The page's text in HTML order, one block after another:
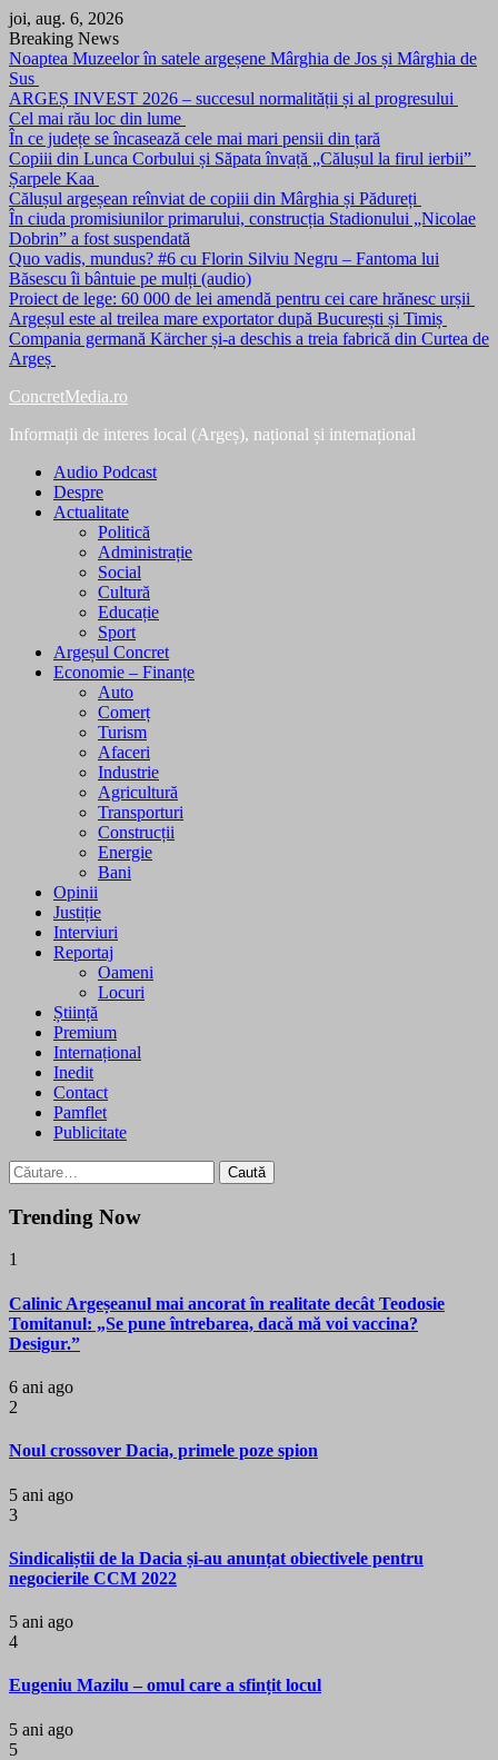
Skip
to
content
joi, aug. 6, 2026
Breaking News
Noaptea Muzeelor în satele argeșene Mârghia de Jos și Mârghia de
Sus
ARGEȘ INVEST 2026 – succesul normalității și al progresului
Cel mai rău loc din lume
În ce județe se încasează cele mai mari pensii din țară
Copiii din Lunca Corbului și Săpata învață „Călușul la firul ierbii”
Șarpele Kaa
Călușul argeșean reînviat de copiii din Mârghia și Pădureți
În ciuda promisiunilor primarului, construcția Stadionului „Nicolae
Dobrin” a fost suspendată
Quo vadis, mundus? #6 cu Florin Silviu Negru – Fantoma lui
Băsescu îi bântuie pe mulți (audio)
Proiect de lege: 60 000 de lei amendă pentru cei care hrănesc urșii
Argeșul este al treilea mare exportator după București și Timiș
Compania germană Kärcher și-a deschis a treia fabrică din Curtea de
Argeș
ConcretMedia.ro
Informații de interes local (Argeș), național și internațional
Audio Podcast
Despre
Actualitate
Politică
Administrație
Social
Cultură
Educație
Sport
Argeșul Concret
Economie – Finanțe
Auto
Comerț
Turism
Afaceri
Industrie
Agricultură
Transporturi
Construcții
Energie
Bani
Opinii
Justiție
Interviuri
Reportaj
Oameni
Locuri
Știință
Premium
Internațional
Inedit
Contact
Pamflet
Publicitate
Caută
după:
Trending Now
1
Calinic Argeșeanul mai ancorat în realitate decât Teodosie
Tomitanul: „Se pune întrebarea, dacă mă voi vaccina?
Desigur.”
6 ani ago
2
Noul crossover Dacia, primele poze spion
5 ani ago
3
Sindicaliștii de la Dacia și-au anunțat obiectivele pentru
negocierile CCM 2022
5 ani ago
4
Eugeniu Mazilu – omul care a sfințit locul
5 ani ago
5